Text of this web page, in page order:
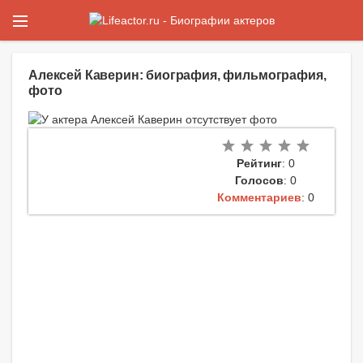
Алексей Каверин: биография, фильмография,
фото
Рейтинг: 0
Голосов: 0
Комментариев: 0